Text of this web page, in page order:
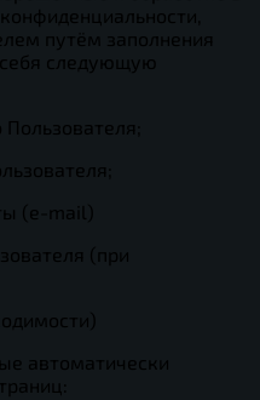
путём заполнения
следующую
(e-mail)
(при
автоматически